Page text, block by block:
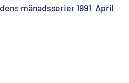
mänadsserier 1991, April